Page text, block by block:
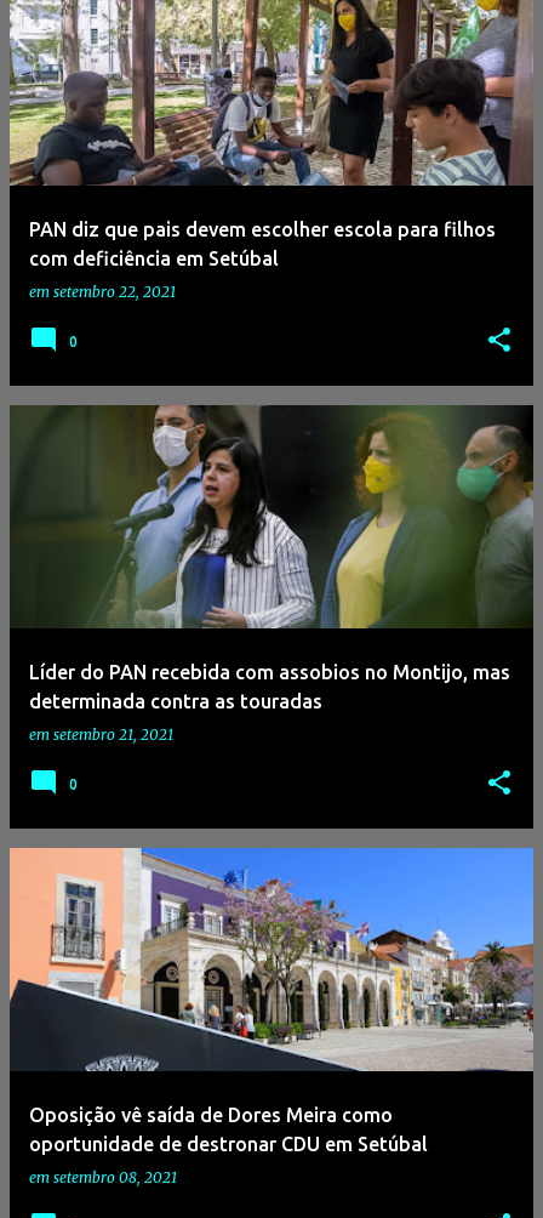
PAN diz que pais devem escolher escola para filhos
com deficiência em Setúbal
em setembro 22, 2021
0
Líder do PAN recebida com assobios no Montijo, mas
determinada contra as touradas
em setembro 21, 2021
0
Oposição vê saída de Dores Meira como
oportunidade de destronar CDU em Setúbal
em setembro 08, 2021